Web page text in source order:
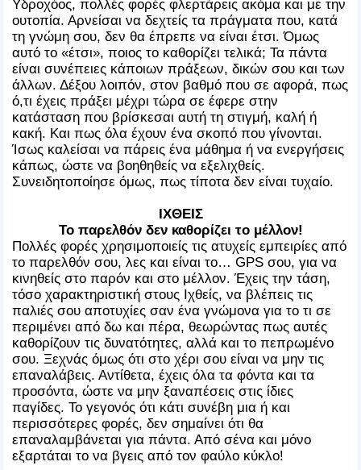
Υδροχόος, πολλές φορές φλερτάρεις ακόμα και με την
ουτοπία. Αρνείσαι να δεχτείς τα πράγματα που, κατά
τη γνώμη σου, δεν θα έπρεπε να είναι έτσι. Όμως
αυτό το «έτσι», ποιος το καθορίζει τελικά; Τα πάντα
είναι συνέπειες κάποιων πράξεων, δικών σου και των
άλλων. Δέξου λοιπόν, στον βαθμό που σε αφορά, πως
ό,τι έχεις πράξει μέχρι τώρα σε έφερε στην
κατάσταση που βρίσκεσαι αυτή τη στιγμή, καλή ή
κακή. Και πως όλα έχουν ένα σκοπό που γίνονται.
Ίσως καλείσαι να πάρεις ένα μάθημα ή να ενεργήσεις
κάπως, ώστε να βοηθηθείς να εξελιχθείς.
Συνειδητοποίησε όμως, πως τίποτα δεν είναι τυχαίο.
ΙΧΘΕΙΣ
Το παρελθόν δεν καθορίζει το μέλλον!
Πολλές φορές χρησιμοποιείς τις ατυχείς εμπειρίες από
το παρελθόν σου, λες και είναι το… GPS σου, για να
κινηθείς στο παρόν και στο μέλλον. Έχεις την τάση,
τόσο χαρακτηριστική στους Ιχθείς, να βλέπεις τις
παλιές σου αποτυχίες σαν ένα γνώμονα για το τι σε
περιμένει από δω και πέρα, θεωρώντας πως αυτές
καθορίζουν τις δυνατότητες, αλλά και το πεπρωμένο
σου. Ξεχνάς όμως ότι στο χέρι σου είναι να μην τις
επαναλάβεις. Αντίθετα, έχεις όλα τα φόντα και τα
προσόντα, ώστε να μην ξαναπέσεις στις ίδιες
παγίδες. Το γεγονός ότι κάτι συνέβη μια ή και
περισσότερες φορές, δεν σημαίνει ότι θα
επαναλαμβάνεται για πάντα. Από σένα και μόνο
εξαρτάται το να βγεις από τον φαύλο κύκλο!